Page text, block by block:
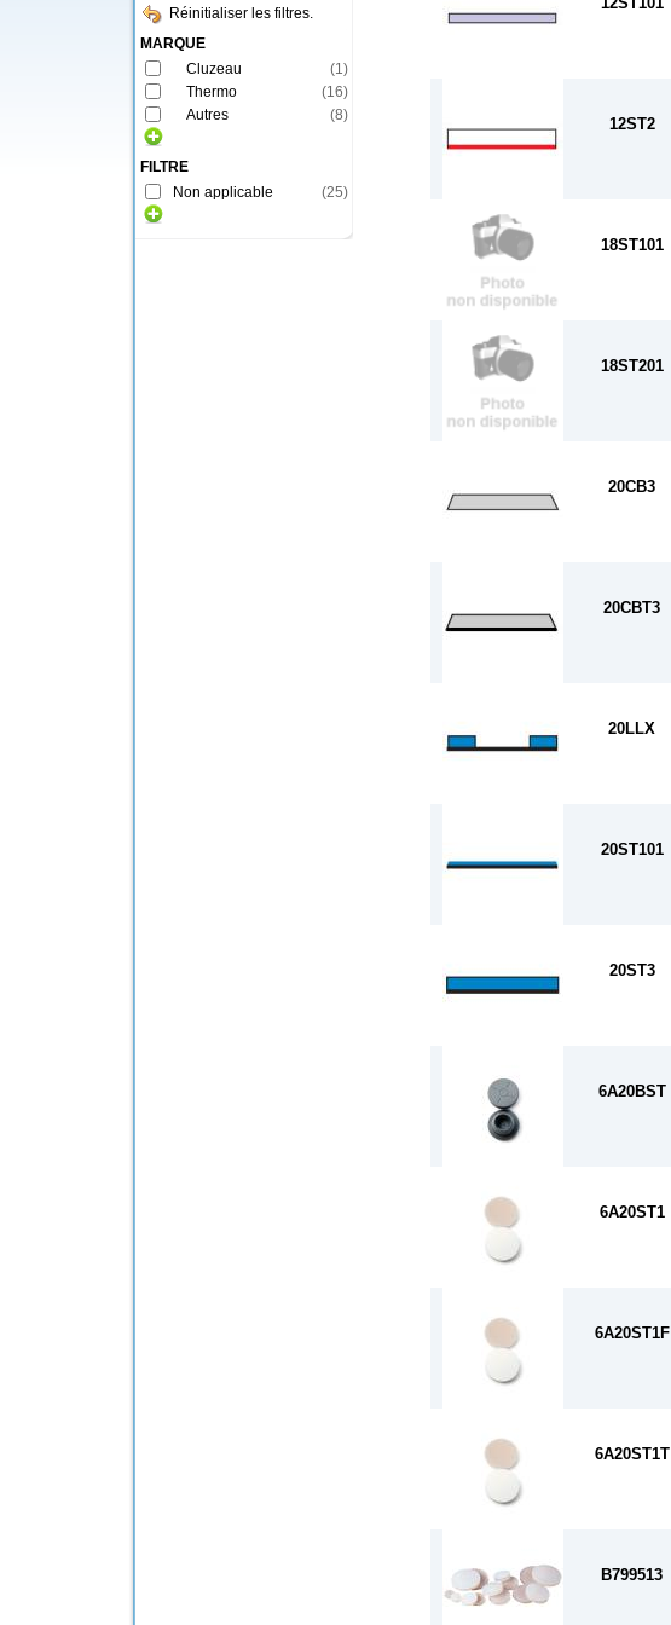
Réinitialiser les filtres.
MARQUE
Cluzeau
(1)
Thermo
(16)
Autres
(8)
FILTRE
Non applicable
(25)
12ST2
18ST101
18ST201
20CB3
20CBT3
20LLX
20ST101
20ST3
6A20BST
6A20ST1
6A20ST1F
6A20ST1T
B799513